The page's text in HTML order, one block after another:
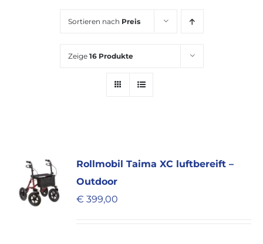
Sortieren nach Preis
Zeige 16 Produkte
Rollmobil Taima XC luftbereift –
Outdoor
€ 399,00